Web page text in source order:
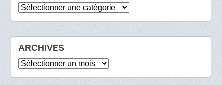
Catégories
ARCHIVES
Archives